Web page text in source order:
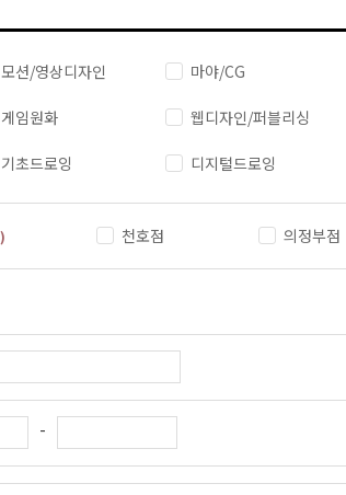
모션/영상디자인 마야/CG
게임원화 웹디자인/퍼블리싱
기초드로잉 디지털드로잉
천호점 의정부점
-